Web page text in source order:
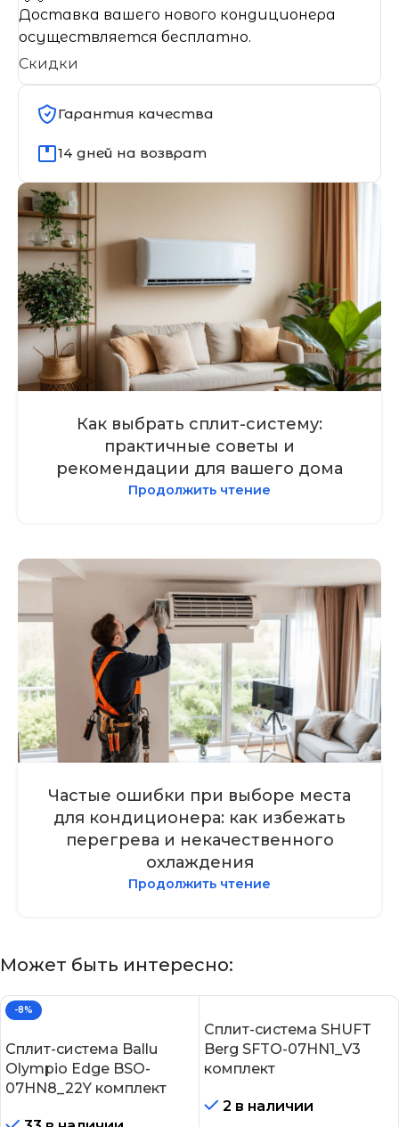
Доставка вашего нового кондиционера
осуществляется бесплатно.
Скидки
Гарантия качества
14 дней на возврат
Как выбрать сплит-систему:
практичные советы и
рекомендации для вашего дома
Продолжить чтение
Частые ошибки при выборе места
для кондиционера: как избежать
перегрева и некачественного
охлаждения
Продолжить чтение
Может быть интересно:
-8%
Сплит-система Ballu
Olympio Edge BSO-
07HN8_22Y комплект
Сплит-система SHUFT
Berg SFTO-07HN1_V3
комплект
2 в наличии